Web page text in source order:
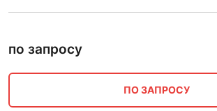
по запросу
ПО ЗАПРОСУ